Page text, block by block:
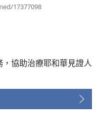
17377098
協助治療耶和華見證人